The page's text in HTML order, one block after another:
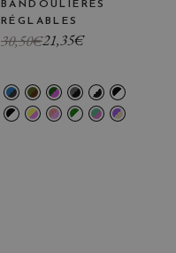
BANDOULIÈRES
RÉGLABLES
30,50€
Le
prix
était :
30,50€.
21,35€
Le
prix
est :
21,35€.